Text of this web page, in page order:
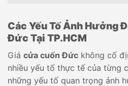
Các Yếu Tố Ảnh Hưởng
Đức Tại TP.HCM
Giá cửa cuốn Đức không cố
nhiều yếu tố thực tế của từng
những yếu tố quan trọng ảnh